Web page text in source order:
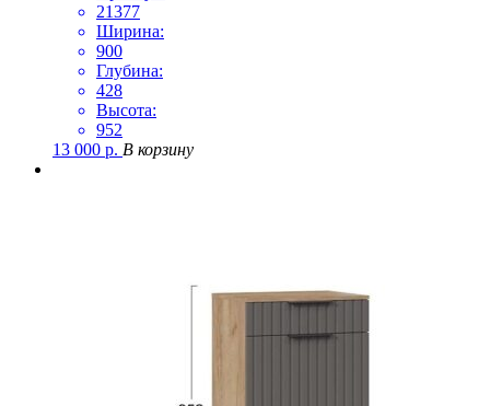
21377
Ширина:
900
Глубина:
428
Высота:
952
13 000 р. В корзину